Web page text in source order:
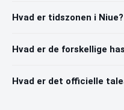
Hvad er tidszonen i Niue?
Hvad er de forskellige
Hvad er det officielle